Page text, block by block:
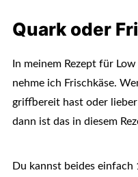
Quark oder
In meinem Rezept für
nehme ich Frischkäse.
griffbereit hast oder
dann ist das in diesem
Du kannst beides